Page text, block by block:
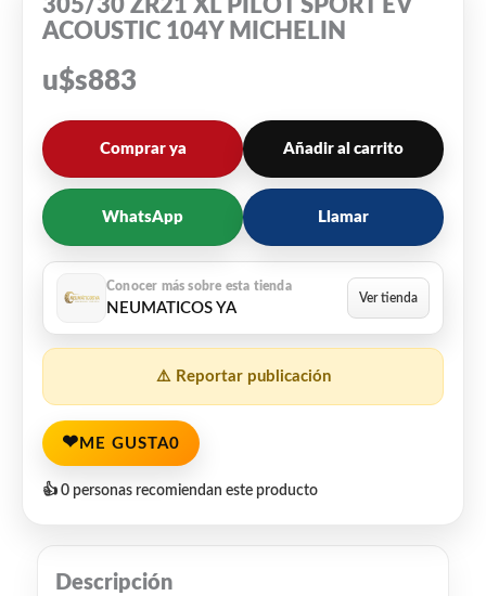
305/30 ZR21 XL PILOT SPORT EV
ACOUSTIC 104Y MICHELIN
u$s883
Comprar ya Añadir al carrito
WhatsApp Llamar
NEUMATICOS YA
⚠️ Reportar publicación
❤ ME GUSTA0
👍 0 personas recomiendan este producto
Descripción